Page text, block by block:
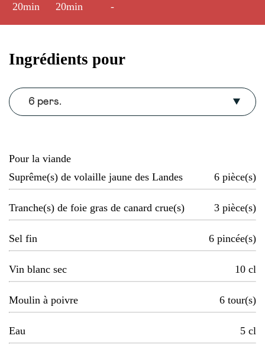
20min 20min -
Ingrédients pour
6 pers.
Pour la viande
Suprême(s) de volaille jaune des Landes
6 pièce(s)
Tranche(s) de foie gras de canard crue(s) 3 pièce(s)
Sel fin 6 pincée(s)
Vin blanc sec 10 cl
Moulin à poivre 6 tour(s)
Eau 5 cl